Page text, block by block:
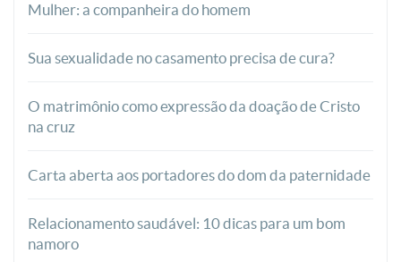
Mulher: a companheira do homem
Sua sexualidade no casamento precisa de cura?
O matrimônio como expressão da doação de Cristo
na cruz
Carta aberta aos portadores do dom da paternidade
Relacionamento saudável: 10 dicas para um bom
namoro